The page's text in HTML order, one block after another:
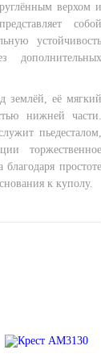
верхом и
собой
устойчивость
дополнительных
землёй, её мягкий
нижней части.
пьедесталом,
торжественное
простоте
к куполу.